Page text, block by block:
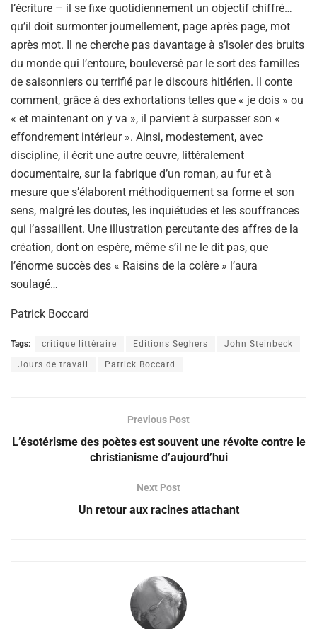
l’écriture – il se fixe quotidiennement un objectif chiffré…
qu’il doit surmonter journellement, page après page, mot
après mot. Il ne cherche pas davantage à s’isoler des bruits
du monde qui l’entoure, bouleversé par le sort des familles
de saisonniers ou terrifié par le discours hitlérien. Il conte
comment, grâce à des exhortations telles que « je dois » ou
« et maintenant on y va », il parvient à surpasser son «
effondrement intérieur ». Ainsi, modestement, avec
discipline, il écrit une autre œuvre, littéralement
documentaire, sur la fabrique d’un roman, au fur et à
mesure que s’élaborent méthodiquement sa forme et son
sens, malgré les doutes, les inquiétudes et les souffrances
qui l’assaillent. Une illustration percutante des affres de la
création, dont on espère, même s’il ne le dit pas, que
l’énorme succès des « Raisins de la colère » l’aura
soulagé…
Patrick Boccard
Tags: critique littéraire Editions Seghers John Steinbeck
Jours de travail Patrick Boccard
Previous Post
L’ésotérisme des poètes est souvent une révolte contre le
christianisme d’aujourd’hui
Next Post
Un retour aux racines attachant